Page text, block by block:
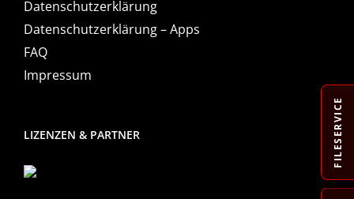
Datenschutzerklärung
Datenschutzerklärung – Apps
FAQ
Impressum
LIZENZEN & PARTNER FILESERVICE